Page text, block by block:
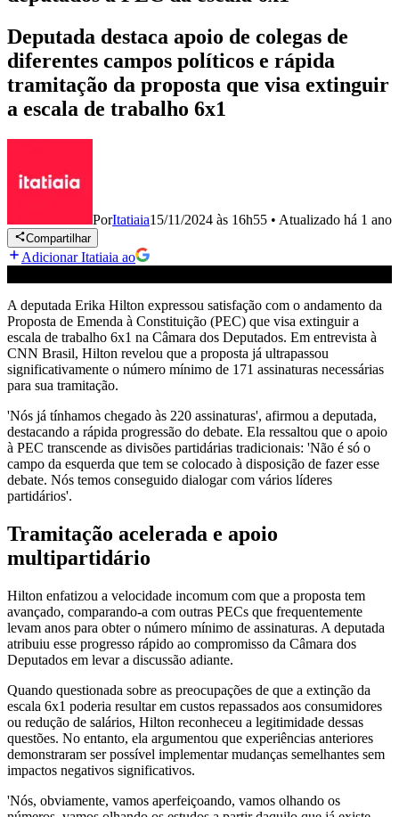
Deputada destaca apoio de colegas de
diferentes campos políticos e rápida
tramitação da proposta que visa extinguir
a escala de trabalho 6x1
PorItatiaia15/11/2024 às 16h55 • Atualizado há 1 ano
Compartilhar
Adicionar Itatiaia ao
A deputada Erika Hilton expressou satisfação com o andamento da
Proposta de Emenda à Constituição (PEC) que visa extinguir a
escala de trabalho 6x1 na Câmara dos Deputados. Em entrevista à
CNN Brasil, Hilton revelou que a proposta já ultrapassou
significativamente o número mínimo de 171 assinaturas necessárias
para sua tramitação.
'Nós já tínhamos chegado às 220 assinaturas', afirmou a deputada,
destacando a rápida progressão do debate. Ela ressaltou que o apoio
à PEC transcende as divisões partidárias tradicionais: 'Não é só o
campo da esquerda que tem se colocado à disposição de fazer esse
debate. Nós temos conseguido dialogar com vários líderes
partidários'.
Tramitação acelerada e apoio
multipartidário
Hilton enfatizou a velocidade incomum com que a proposta tem
avançado, comparando-a com outras PECs que frequentemente
levam anos para obter o número mínimo de assinaturas. A deputada
atribuiu esse progresso rápido ao compromisso da Câmara dos
Deputados em levar a discussão adiante.
Quando questionada sobre as preocupações de que a extinção da
escala 6x1 poderia resultar em custos repassados aos consumidores
ou redução de salários, Hilton reconheceu a legitimidade dessas
questões. No entanto, ela argumentou que experiências anteriores
demonstraram ser possível implementar mudanças semelhantes sem
impactos negativos significativos.
'Nós, obviamente, vamos aperfeiçoando, vamos olhando os